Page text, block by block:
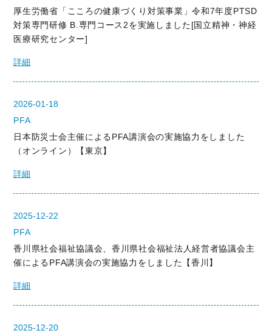
厚生労働省「こころの健康づくり対策事業」令和7年度PTSD
対策専門研修 B.専門コース2を実施しました[国立精神・神経
医療研究センター]
詳細
2026-01-18
PFA
日本防災士会主催によるPFA講演会の実施協力をしました
（オンライン）【東京】
詳細
2025-12-22
PFA
香川県社会福祉協議会、香川県社会福祉法人経営者協議会主
催によるPFA講演会の実施協力をしました【香川】
詳細
2025-12-20